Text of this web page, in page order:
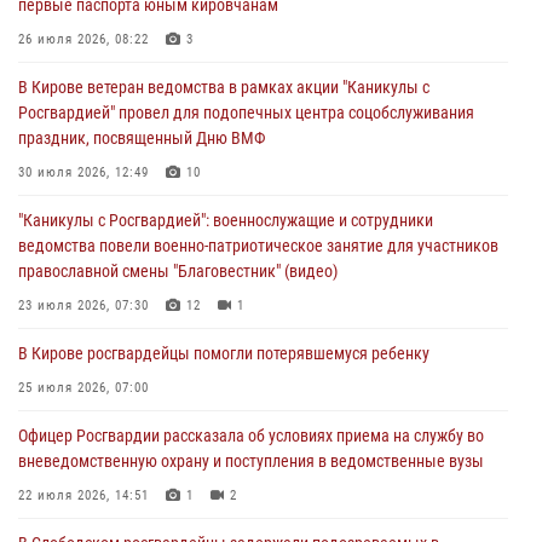
07 августа 2026, 08:39
хулиганстве
06 августа 2026, 07:00
Губернатор Кировской области Александр Соколов вручил
05 августа 2026, 11:00
В Кирове росгвардейцы задержали подозреваемую в сбыте
поддельной купюры
первые паспорта юным кировчанам
26 июля 2026, 08:22 3
В Кирове ветеран ведомства в рамках акции "Каникулы с
Росгвардией" провел для подопечных центра соцобслуживания
праздник, посвященный Дню ВМФ
30 июля 2026, 12:49 10
"Каникулы с Росгвардией": военнослужащие и сотрудники
ведомства повели военно-патриотическое занятие для участников
православной смены "Благовестник" (видео)
23 июля 2026, 07:30 12 1
В Кирове росгвардейцы помогли потерявшемуся ребенку
25 июля 2026, 07:00
Офицер Росгвардии рассказала об условиях приема на службу во
вневедомственную охрану и поступления в ведомственные вузы
22 июля 2026, 14:51 1 2